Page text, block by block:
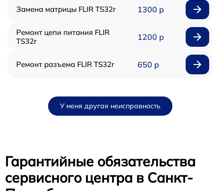
Замена матрицы FLIR TS32r 1300 р
Ремонт цепи питания FLIR
TS32r
1200 р
Ремонт разъема FLIR TS32r 650 р
У меня другая неисправность
Гарантийные обязательства
сервисного центра в Санкт-